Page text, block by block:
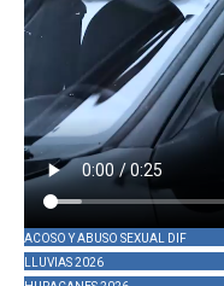
ACOSO Y ABUSO SEXUAL DIF
LLUVIAS 2026